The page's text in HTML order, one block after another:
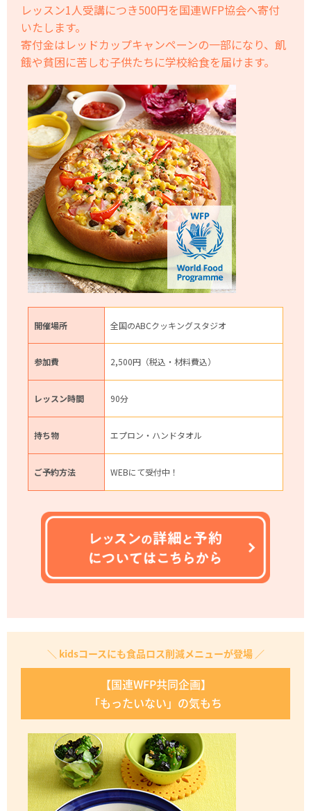
レッスン1人受講につき500円を国連WFP協会へ寄付
いたします。
寄付金はレッドカップキャンペーンの一部になり、飢
餓や貧困に苦しむ子供たちに学校給食を届けます。
開催場所 全国のABCクッキングスタジオ
参加費 2,500円（税込・材料費込）
レッスン時間 90分
持ち物 エプロン・ハンドタオル
ご予約方法 WEBにて受付中！
＼ kidsコースにも食品ロス削減メニューが登場 ／
【国連WFP共同企画】
「もったいない」の気もち